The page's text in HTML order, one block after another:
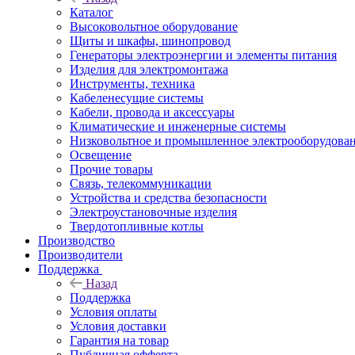
Каталог
Высоковольтное оборудование
Щиты и шкафы, шинопровод
Генераторы электроэнергии и элементы питания
Изделия для электромонтажа
Инструменты, техника
Кабеленесущие системы
Кабели, провода и аксессуары
Климатические и инженерные системы
Низковольтное и промышленное
Освещение
Прочие товары
Связь, телекоммуникации
Устройства и средства безопасности
Электроустановочные изделия
Твердотопливные котлы
Производство
Производители
Поддержка
Назад
Поддержка
Условия оплаты
Условия доставки
Гарантия на товар